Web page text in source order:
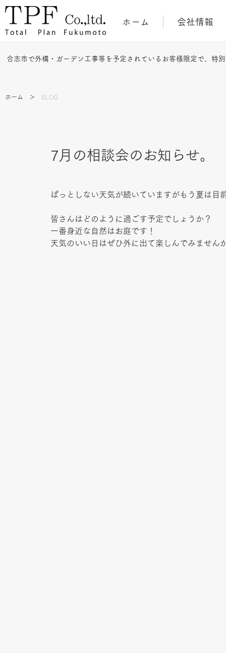
ホーム 会社情報
合志市で外構・ガーデン工事等を予定されているお客様限定で、特
ホーム ＞ BLOG
7月の相談会のお知らせ。
ぱっとしない天気が続いていますがもう夏は目
皆さんはどのように過ごす予定でしょうか？
一番身近な自然はお庭です！
天気のいい日はぜひ外に出て楽しんでみません